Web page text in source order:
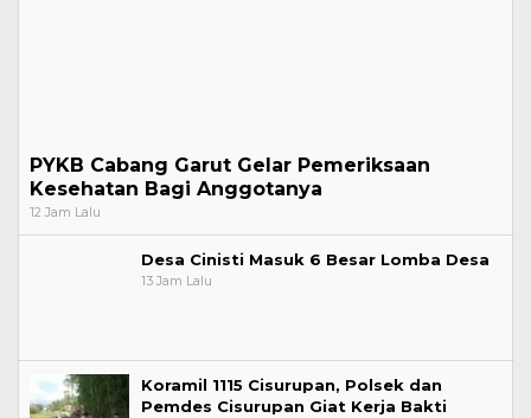
PYKB Cabang Garut Gelar Pemeriksaan
Kesehatan Bagi Anggotanya
12 Jam Lalu
Desa Cinisti Masuk 6 Besar Lomba Desa
13 Jam Lalu
Koramil 1115 Cisurupan, Polsek dan
Pemdes Cisurupan Giat Kerja Bakti